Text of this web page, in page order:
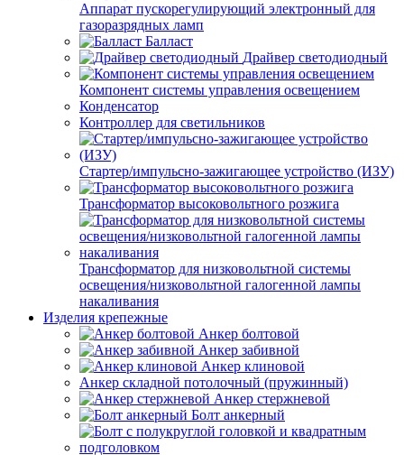
Аппарат пускорегулирующий электронный для
газоразрядных ламп
Балласт
Драйвер светодиодный
Компонент системы управления освещением
Конденсатор
Контроллер для светильников
Стартер/импульсно-зажигающее устройство (ИЗУ)
Трансформатор высоковольтного розжига
Трансформатор для низковольтной системы
освещения/низковольтной галогенной лампы
накаливания
Изделия крепежные
Анкер болтовой
Анкер забивной
Анкер клиновой
Анкер складной потолочный (пружинный)
Анкер стержневой
Болт анкерный